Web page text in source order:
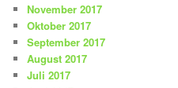
November 2017
Oktober 2017
September 2017
August 2017
Juli 2017